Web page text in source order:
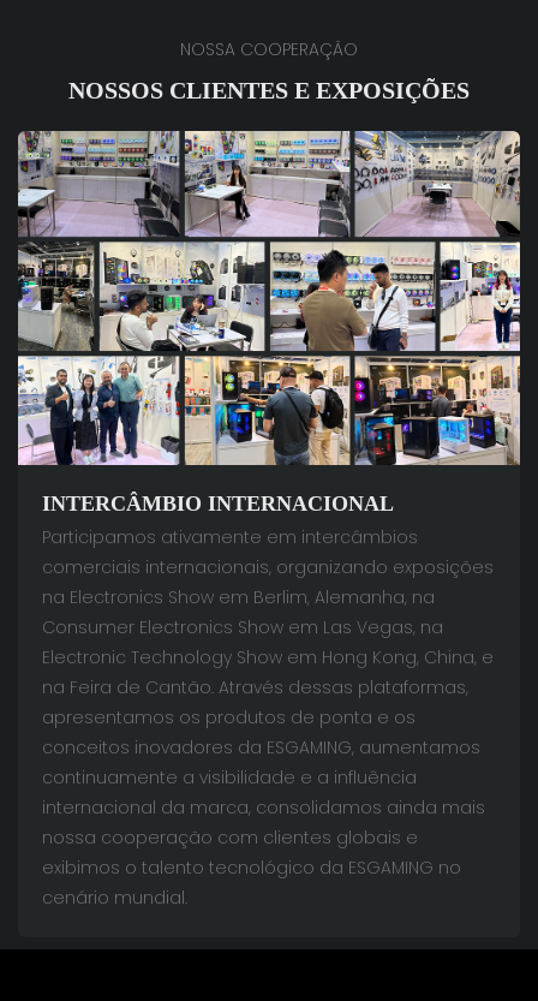
NOSSA COOPERAÇÃO
NOSSOS CLIENTES E EXPOSIÇÕES
INTERCÂMBIO INTERNACIONAL
Participamos ativamente em intercâmbios
comerciais internacionais, organizando exposições
na Electronics Show em Berlim, Alemanha, na
Consumer Electronics Show em Las Vegas, na
Electronic Technology Show em Hong Kong, China, e
na Feira de Cantão. Através dessas plataformas,
apresentamos os produtos de ponta e os
conceitos inovadores da ESGAMING, aumentamos
continuamente a visibilidade e a influência
internacional da marca, consolidamos ainda mais
nossa cooperação com clientes globais e
exibimos o talento tecnológico da ESGAMING no
cenário mundial.